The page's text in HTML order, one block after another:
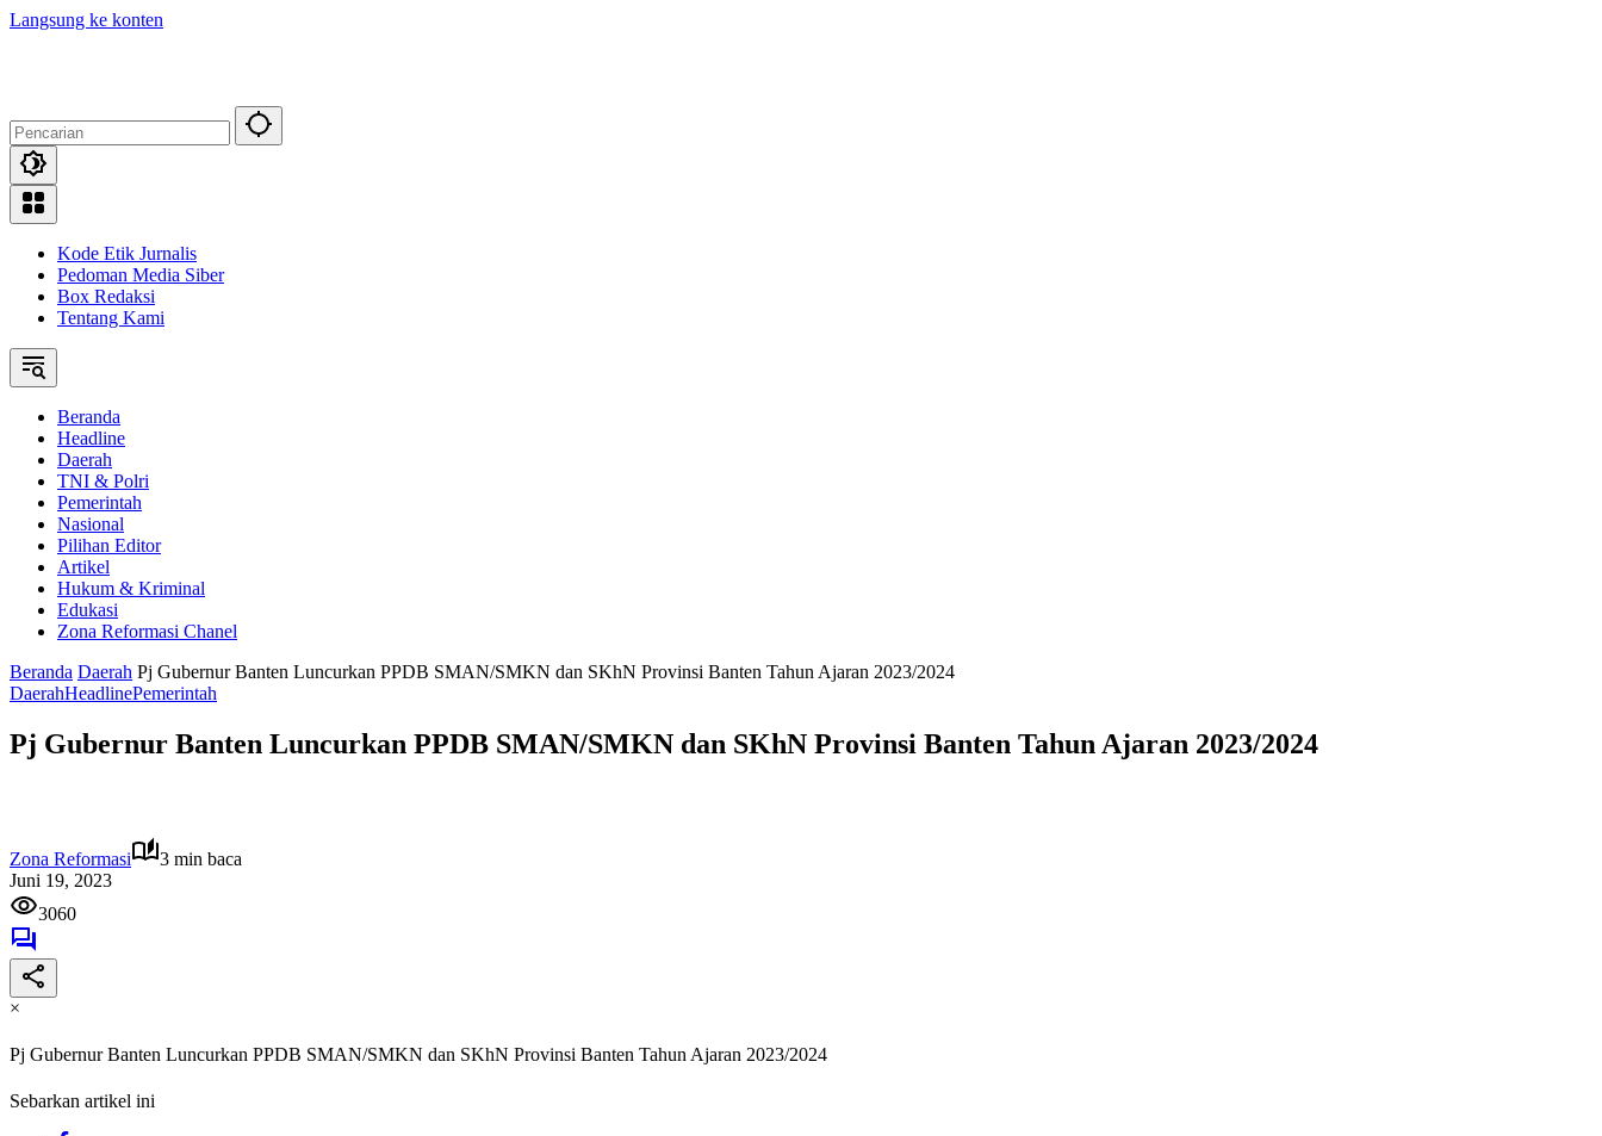
Langsung ke konten
Kode Etik Jurnalis
Pedoman Media Siber
Box Redaksi
Tentang Kami
Beranda
Headline
Daerah
TNI & Polri
Pemerintah
Nasional
Pilihan Editor
Artikel
Hukum & Kriminal
Edukasi
Zona Reformasi Chanel
Beranda Daerah Pj Gubernur Banten Luncurkan PPDB SMAN/SMKN dan SKhN Provinsi Banten Tahun Ajaran 2023/2024
DaerahHeadlinePemerintah
Pj Gubernur Banten Luncurkan PPDB SMAN/SMKN dan SKhN Provinsi Banten Tahun Ajaran 2023/2024
Zona Reformasi
3 min baca
Juni 19, 2023
3060
×
Pj Gubernur Banten Luncurkan PPDB SMAN/SMKN dan SKhN Provinsi Banten Tahun Ajaran 2023/2024
Sebarkan artikel ini